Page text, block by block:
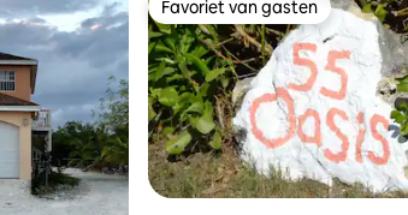
Favoriet van gasten
Favoriet van gasten